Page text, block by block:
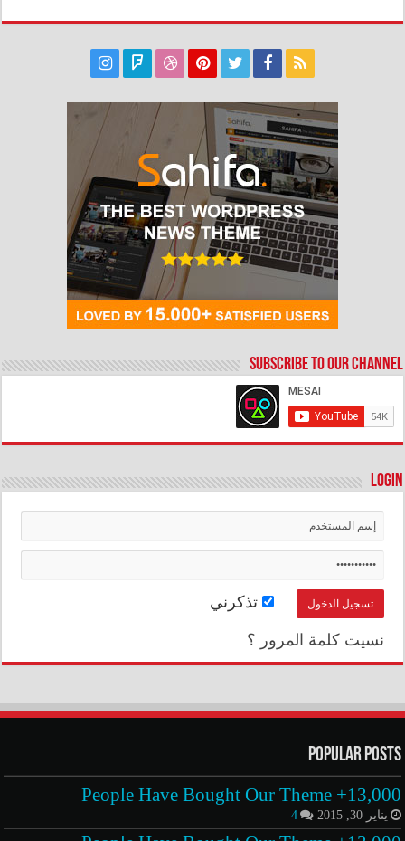
Subscribe to our Channel
Login
تذكرني
نسيت كلمة المرور ؟
Popular Posts
13,000+ People Have Bought Our Theme
يناير 30, 2015 4